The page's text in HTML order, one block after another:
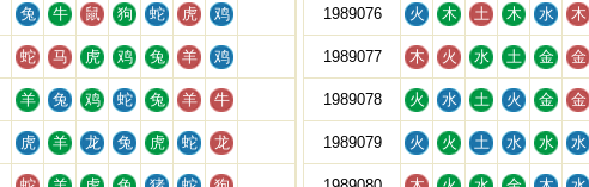
兔 牛 鼠 狗 蛇 虎 鸡
蛇 马 虎 鸡 兔 羊 鸡
羊 兔 鸡 蛇 兔 羊 牛
虎 羊 龙 兔 虎 蛇 龙
1989076 火 木 土 木 水 木
1989077 木 火 水 土 金 金
1989078 火 水 土 火 金 金
1989079 火 火 土 水 水 水